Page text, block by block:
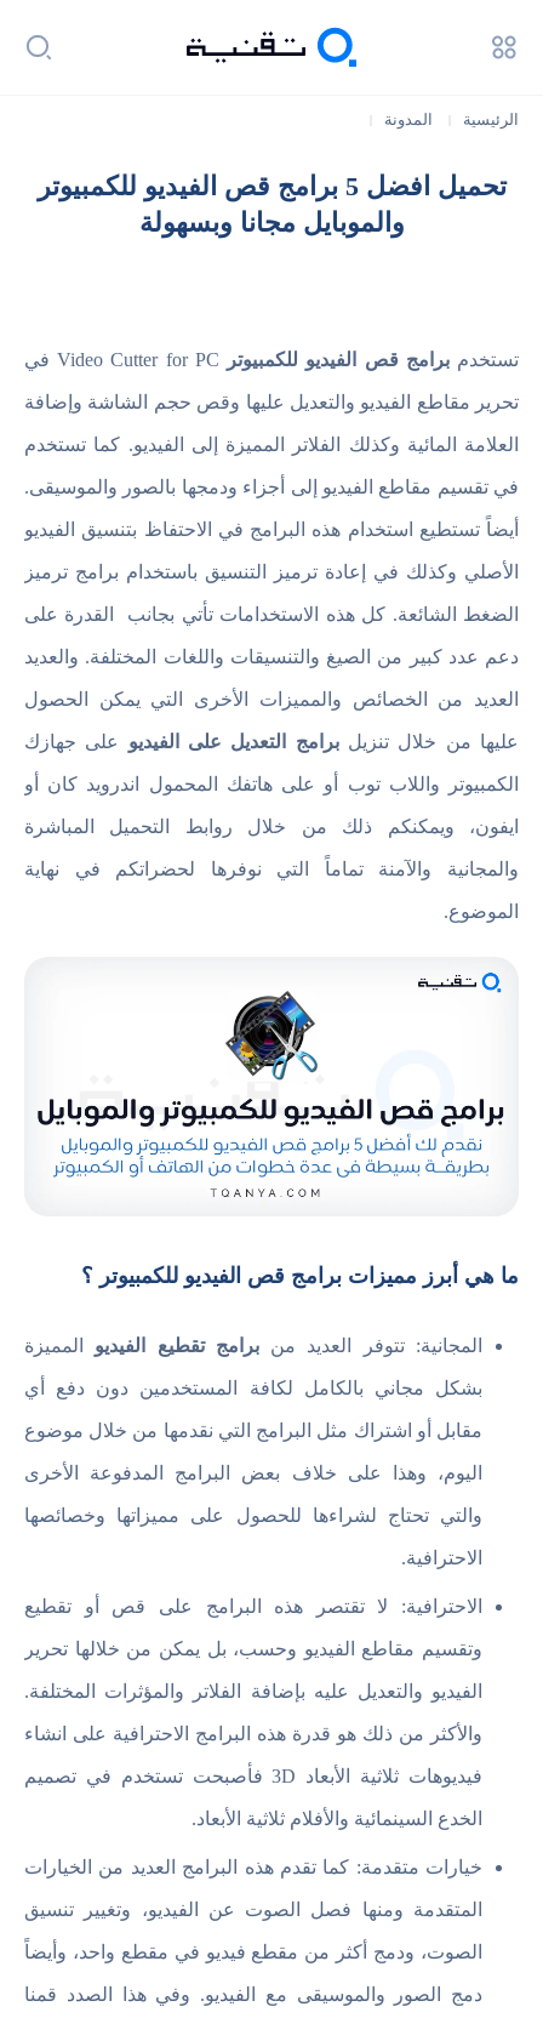
الرئيسية المدونة
تحميل افضل 5 برامج قص الفيديو للكمبيوتر
والموبايل مجانا وبسهولة
تستخدمبرامج قص الفيديو للكمبيوتر Video Cutter for PC في
تحرير مقاطع الفيديو والتعديل عليها وقص حجم الشاشة وإضافة
العلامة المائية وكذلك الفلاتر المميزة إلى الفيديو. كما تستخدم
في تقسيم مقاطع الفيديو إلى أجزاء ودمجها بالصور والموسيقى.
أيضاً تستطيع استخدام هذه البرامج في الاحتفاظ بتنسيق الفيديو
الأصلي وكذلك في إعادة ترميز التنسيق باستخدام برامج ترميز
الضغط الشائعة. كل هذه الاستخدامات تأتي بجانب القدرة على
دعم عدد كبير من الصيغ والتنسيقات واللغات المختلفة. والعديد
العديد من الخصائص والمميزات الأخرى التي يمكن الحصول
عليها من خلال تنزيلبرامج التعديل على الفيديو على جهازك
الكمبيوتر واللاب توب أو على هاتفك المحمول اندرويد كان أو
ايفون، ويمكنكم ذلك من خلال روابط التحميل المباشرة
والمجانية والآمنة تماماً التي نوفرها لحضراتكم في نهاية
الموضوع.
ما هي أبرز مميزات برامج قص الفيديو للكمبيوتر ؟
المجانية: تتوفر العديد منبرامج تقطيع الفيديو المميزة
بشكل مجاني بالكامل لكافة المستخدمين دون دفع أي
مقابل أو اشتراك مثل البرامج التي نقدمها من خلال موضوع
اليوم، وهذا على خلاف بعض البرامج المدفوعة الأخرى
والتي تحتاج لشراءها للحصول على مميزاتها وخصائصها
الاحترافية.
الاحترافية: لا تقتصر هذه البرامج على قص أو تقطيع
وتقسيم مقاطع الفيديو وحسب، بل يمكن من خلالها تحرير
الفيديو والتعديل عليه بإضافة الفلاتر والمؤثرات المختلفة.
والأكثر من ذلك هو قدرة هذه البرامج الاحترافية على انشاء
فيديوهات ثلاثية الأبعاد 3D فأصبحت تستخدم في تصميم
الخدع السينمائية والأفلام ثلاثية الأبعاد.
خيارات متقدمة: كما تقدم هذه البرامج العديد من الخيارات
المتقدمة ومنها فصل الصوت عن الفيديو، وتغيير تنسيق
الصوت، ودمج أكثر من مقطع فيديو في مقطع واحد، وأيضاً
دمج الصور والموسيقى مع الفيديو. وفي هذا الصدد قمنا